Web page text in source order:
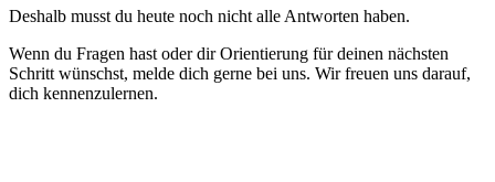
Deshalb musst du heute noch nicht alle Antworten haben.
Wenn du Fragen hast oder dir Orientierung für deinen nächsten
Schritt wünschst, melde dich gerne bei uns. Wir freuen uns darauf,
dich kennenzulernen.